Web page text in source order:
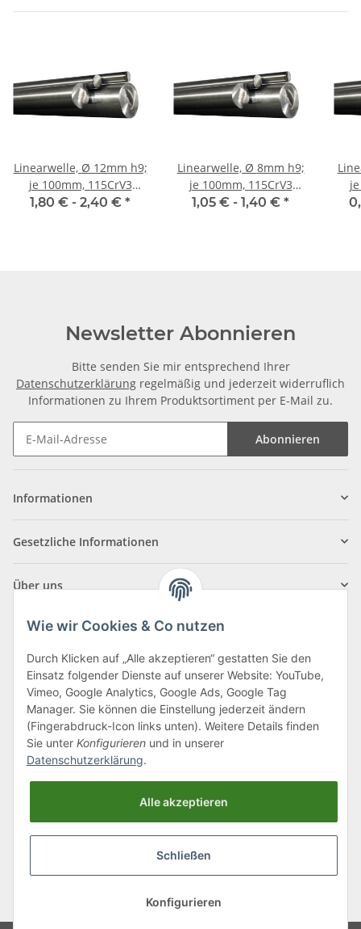
Linearwelle, Ø 12mm h9;
je 100mm, 115CrV3
geschliffen und poliert
1,80 € - 2,40 € *
Linearwelle, Ø 8mm h9;
je 100mm, 115CrV3
geschliffen und poliert
1,05 € - 1,40 € *
Newsletter Abonnieren
Bitte senden Sie mir entsprechend Ihrer
Datenschutzerklärung regelmäßig und jederzeit widerruflich
Informationen zu Ihrem Produktsortiment per E-Mail zu.
Abonnieren
Informationen
Gesetzliche Informationen
Über uns
Klagenfurter Straße 29
9556 Liebenfels
Montag bis Donnerstag: 8:00 bis 16:30 Uhr
Freitag: 8:00 bis 12:00 Uhr
Tel.:0043 (0) 4262 50900
office@cncshop.at
* Alle Preise inkl. gesetzlicher USt., zzgl.Versand, zzgl.
Wie wir Cookies & Co nutzen
Durch Klicken auf „Alle akzeptieren“ gestatten Sie den
Einsatz folgender Dienste auf unserer Website: YouTube,
Vimeo, Google Analytics, Google Ads, Google Tag
Manager. Sie können die Einstellung jederzeit ändern
(Fingerabdruck-Icon links unten). Weitere Details finden
Sie unter Konfigurieren und in unserer
Datenschutzerklärung.
Alle akzeptieren
Schließen
Konfigurieren